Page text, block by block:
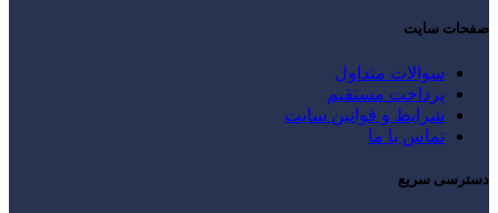
صفحات سایت
سوالات متداول
پرداخت مستقیم
شرایط و قوانین سایت
تماس با ما
دسترسی سریع